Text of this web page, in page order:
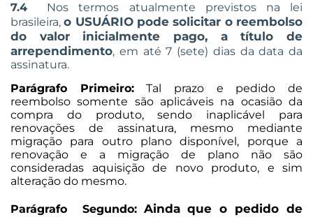
7.4 Nos termos atualmente previstos na lei
brasileira, o USUÁRIO pode solicitar o reembolso
do valor inicialmente pago, a título de
arrependimento, em até 7 (sete) dias da data da
assinatura.
Parágrafo Primeiro:Tal prazo e pedido de
reembolso somente são aplicáveis na ocasião da
compra do produto, sendo inaplicável para
renovações de assinatura, mesmo mediante
migração para outro plano disponível, porque a
renovação e a migração de plano não são
consideradas aquisição de novo produto, e sim
alteração do mesmo.
Parágrafo Segundo: Ainda que o pedido de